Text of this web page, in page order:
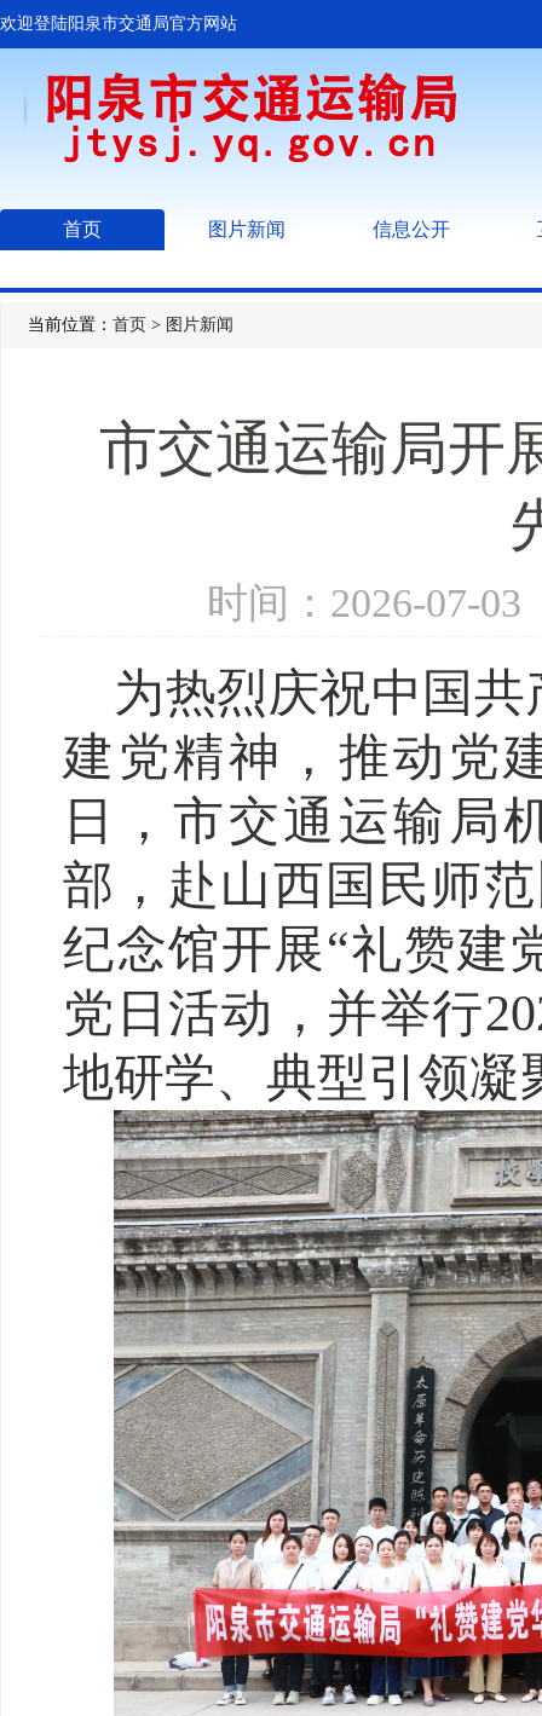
欢迎登陆阳泉市交通局官方网站
首页 图片新闻 信息公开
当前位置： 首页 > 图片新闻
市交通运输局开
时间：2026-
为热烈庆祝中国
建党精神，推动党
日，市交通运输局
部，赴山西国民师
纪念馆开展“礼赞建
党日活动，并举行
地研学、典型引领凝